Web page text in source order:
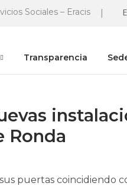
Sociales – Eracis |
Transparencia
Ronda
puertas coincidiendo